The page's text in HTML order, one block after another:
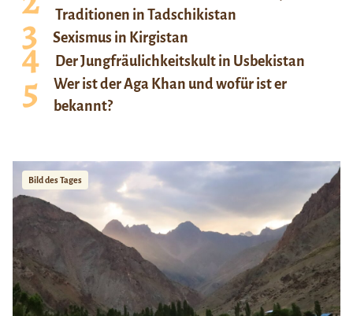
Traditionen in Tadschikistan
Sexismus in Kirgistan
Der Jungfräulichkeitskult in Usbekistan
Wer ist der Aga Khan und wofür ist er
bekannt?
Bild des Tages